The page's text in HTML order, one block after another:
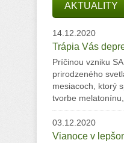
AKTUALITY
14.12.2020
Trápia Vás
Príčinou vzniku
prirodzeného
mesiacoch, ktorý
tvorbe melatonínu,
03.12.2020
Vianoce v